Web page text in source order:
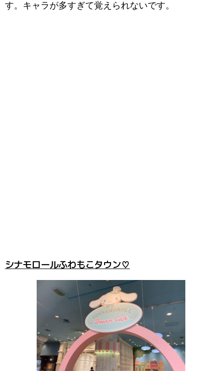
す。キャラが多すぎて覚えられないです。
シナモロールふわもこタウン♡